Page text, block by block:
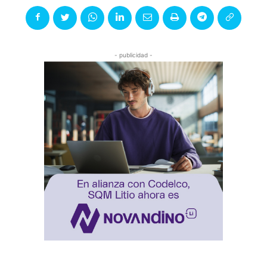
- publicidad -